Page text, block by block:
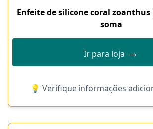
Enfeite de silicone coral
soma
Ir para loja →
💡 Verifique informações